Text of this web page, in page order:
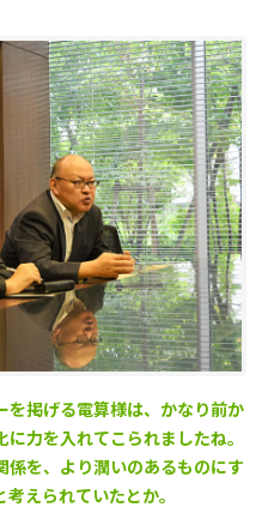
を掲げる電算様は、かなり前か
力を入れてこられましたね。
を、より潤いのあるものにす
えられていたとか。